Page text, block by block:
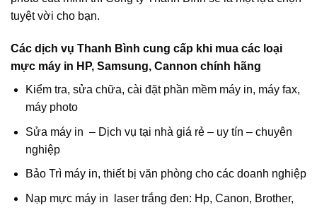
tuyệt vời cho bạn.
Các dịch vụ Thanh Bình cung cấp khi mua các loại
mực máy in HP, Samsung, Cannon chính hãng
Kiểm tra, sửa chữa, cài đặt phần mềm máy in, máy fax,
máy photo
Sửa máy in – Dịch vụ tại nhà giá rẻ – uy tín – chuyên
nghiệp
Bảo Trì máy in, thiết bị văn phòng cho các doanh nghiệp
Nạp mực máy in laser trắng đen: Hp, Canon, Brother,